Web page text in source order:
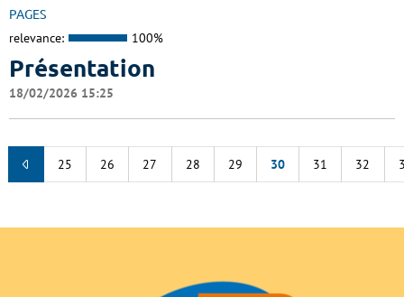
PAGES
relevance: 100%
Présentation
18/02/2026 15:25
25 26 27 28 29 30 31 32